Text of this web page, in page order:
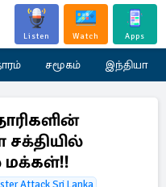
Listen Watch Apps
சமூகம் இந்தியா
சக்தியில்
மக்கள்!!